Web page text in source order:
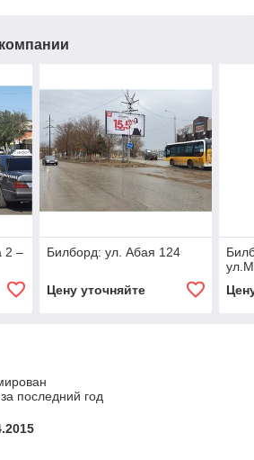
2 –
Билборд: ул. Абая 124
Цену уточняйте
последний год